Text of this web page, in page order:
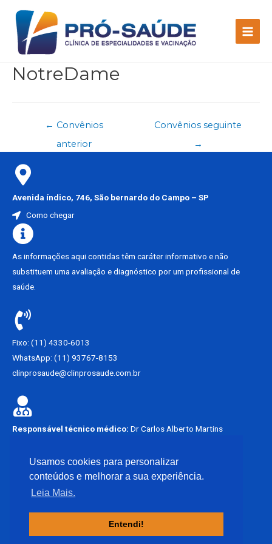
Usamos cookies para personalizar
conteúdos e melhorar a sua experiência.
Leia Mais.
Entendi!
NotreDame
← Convênios
anterior
Convênios seguinte
→
Avenida índico, 746, São bernardo do Campo – SP
Como chegar
As informações aqui contidas têm caráter informativo e não
substituem uma avaliação e diagnóstico por um profissional de
saúde.
Fixo: (11) 4330-6013
WhatsApp: (11) 93767-8153
clinprosaude@clinprosaude.com.br
Responsável técnico médico: Dr Carlos Alberto Martins
CRM – SP 62449
Não atendemos emergência.
Copyright © 2021 Clínica Pró-Saúde